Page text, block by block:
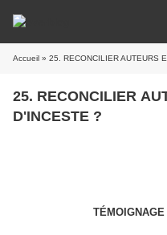
Accueil » 25. RECONCILIER AUTEURS
25. RECONCILIER
D'INCESTE ?
TÉMOIGNAGE